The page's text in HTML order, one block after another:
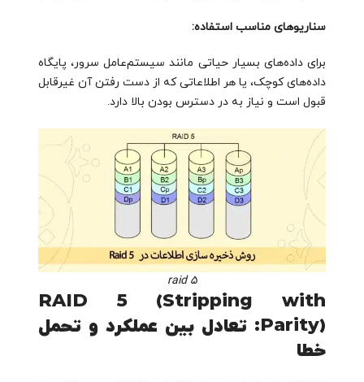
سناریوهای مناسب استفاده:
برای داده‌های بسیار حیاتی مانند سیستم‌عامل سرور، پایگاه
داده‌های کوچک، یا هر اطلاعاتی که از دست رفتن آن غیرقابل
قبول است و نیاز به در دسترس بودن بالا دارد.
raid 5
RAID 5 (Stripping with
Parity): تعادل بین عملکرد و تحمل
خطا